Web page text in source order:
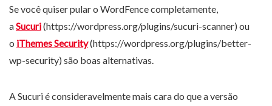
Se você quiser pular o WordFence completamente,
aSucuri(https://wordpress.org/plugins/sucuri-scanner) ou
o iThemes Security(https://wordpress.org/plugins/better-
wp-security) são boas alternativas.
A Sucuri é consideravelmente mais cara do que a versão